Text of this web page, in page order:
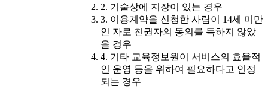
2. 기술상에 지장이 있는 경우
3. 이용계약을 신청한 사람이 14세 미만
인 자로 친권자의 동의를 득하지 않았
을 경우
4. 기타 교육정보원이 서비스의 효율적
인 운영 등을 위하여 필요하다고 인정
되는 경우